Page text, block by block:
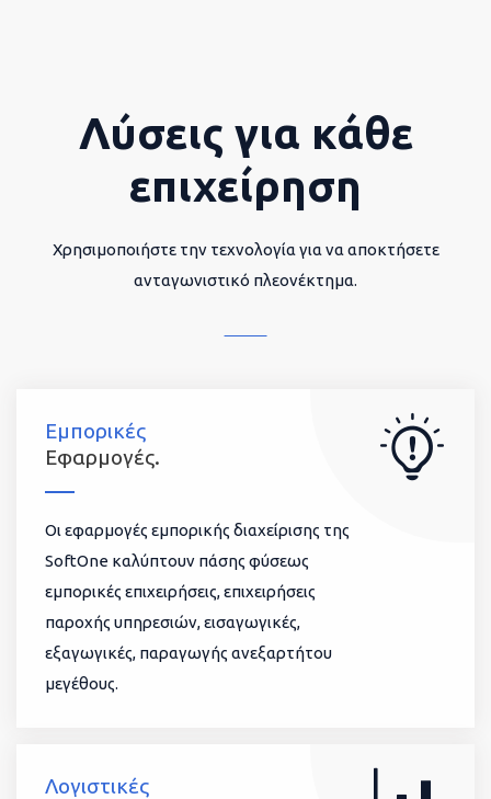
Λύσεις για κάθε
επιχείρηση
Χρησιμοποιήστε την τεχνολογία για να αποκτήσετε
ανταγωνιστικό πλεονέκτημα.
Εμπορικές
Εφαρμογές.
Οι εφαρμογές εμπορικής διαχείρισης της
SoftOne καλύπτουν πάσης φύσεως
εμπορικές επιχειρήσεις, επιχειρήσεις
παροχής υπηρεσιών, εισαγωγικές,
εξαγωγικές, παραγωγής ανεξαρτήτου
μεγέθους.
Λογιστικές